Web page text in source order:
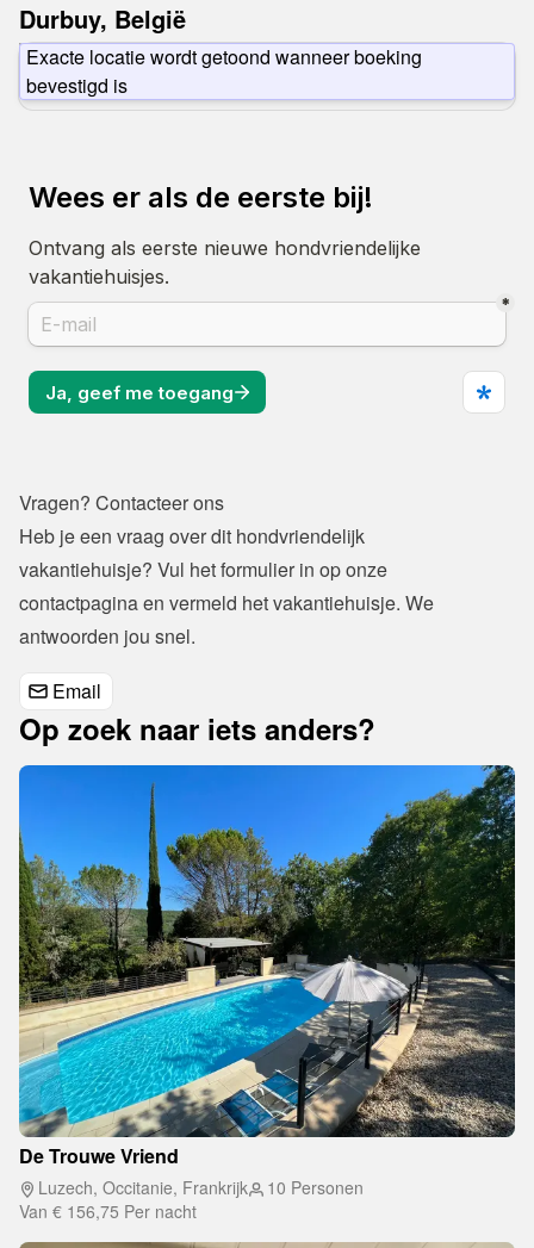
Durbuy, België
Exacte locatie wordt getoond wanneer boeking
bevestigd is
Vragen? Contacteer ons
Heb je een vraag over dit hondvriendelijk
contactpagina en vermeld het vakantiehuisje. We
antwoorden jou snel.
Email
Op zoek naar iets anders?
De Trouwe Vriend
Luzech, Occitanie, Frankrijk
10 Personen
Van € 156,75 Per nacht